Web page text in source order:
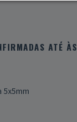
ATÉ ÀS
5x5mm